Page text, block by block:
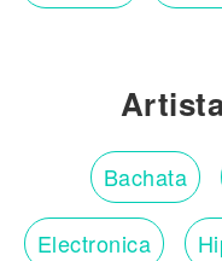
Bachata
Electronica